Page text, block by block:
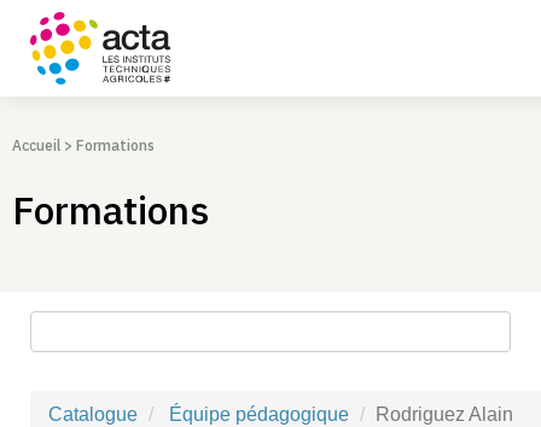
Accueil > Formations
Formations
Catalogue Équipe pédagogique Rodriguez Alain